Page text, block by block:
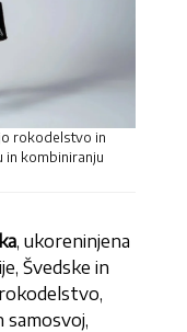
rokodelstvo in
in kombiniranju
, ukoreninjena
Švedske in